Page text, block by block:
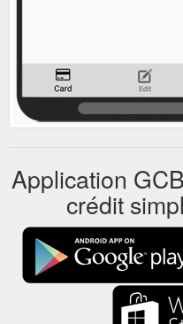
Application
crédit